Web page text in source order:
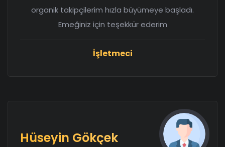
organik takipçilerim hızla büyümeye başladı.
Emeğiniz için teşekkür ederim
İşletmeci
Hüseyin Gökçek